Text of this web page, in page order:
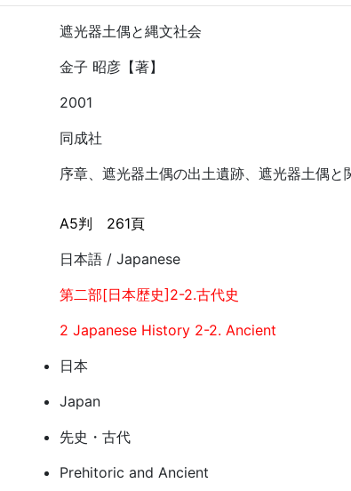
遮光器土偶と縄文社会
金子 昭彦【著】
2001
同成社
序章、遮光器土偶の出土遺跡、遮光器土偶と
A5判
261頁
日本語 / Japanese
第二部[日本歴史]2-2.古代史
2 Japanese History 2-2. Ancient
日本
Japan
先史・古代
Prehitoric and Ancient